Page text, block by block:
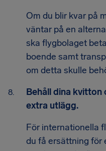
Om du blir kvar på
väntar på en
ska flygbolaget
boende samt
om detta skulle
Behåll dina kvitton
extra utlägg.
För internationella
du få ersättning för